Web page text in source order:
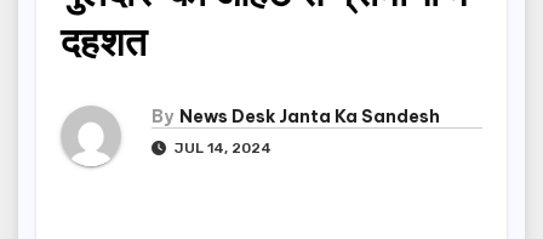
दहशत
By News Desk Janta Ka Sandesh
JUL 14, 2024